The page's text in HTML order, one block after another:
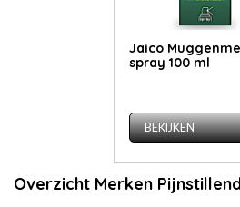
Jai­co
spray 100 ml
BEKIJKEN
Overzicht Merken